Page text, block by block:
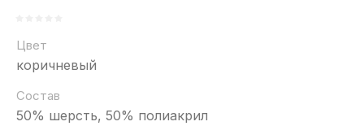
Цвет
коричневый
Состав
50% шерсть, 50% полиакрил